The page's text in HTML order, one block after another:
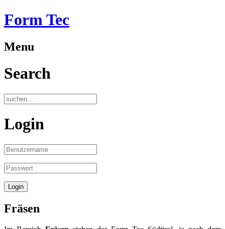
Form Tec
Menu
Search
Login
Fräsen